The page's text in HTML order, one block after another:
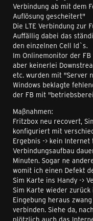
Verbindung ab mit dem
Auflösung gescheitert"
Die LTE Verbindung zur
Auffällig dabei das
den einzelnen Cell Id`s.
Im Onlinemonitor der
aber keinerlei
etc. wurden mit "Server
Windows beklagte
der FB mit
Maßnahmen:
Fritzbox neu recovert,
konfiguriert mit
Ergebnis -> kein Internet
Verbindungsaufbau
Minuten. Sogar ne
womit ich einen Defekt
Sim Karte ins Handy ->
Sim Karte wieder zurück
Eingebung heraus
verbinden. Siehe da,